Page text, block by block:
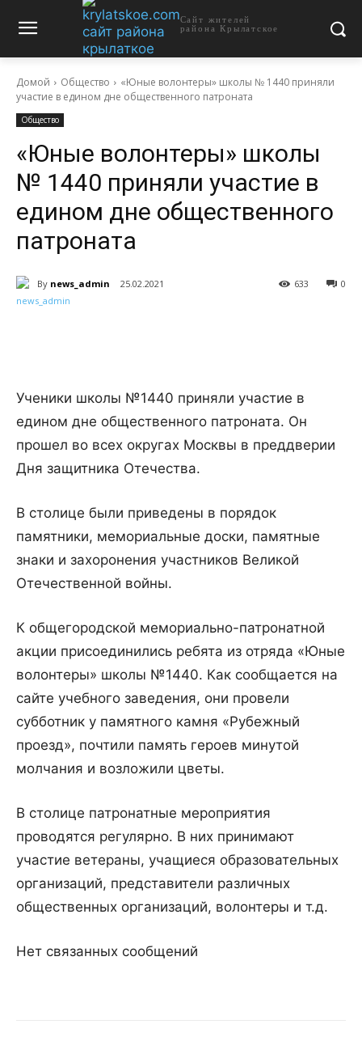
Сайт жителей
района Крылатское
Домой Общество
«Юные волонтеры» школы № 1440 приняли
участие в едином дне общественного патроната
Общество
«Юные волонтеры» школы
№ 1440 приняли участие в
едином дне общественного
патроната
By news_admin 25.02.2021 0
633
Ученики школы №1440 приняли участие в
едином дне общественного патроната. Он
прошел во всех округах Москвы в преддверии
Дня защитника Отечества.
В столице были приведены в порядок
памятники, мемориальные доски, памятные
знаки и захоронения участников Великой
Отечественной войны.
К общегородской мемориально-патронатной
акции присоединились ребята из отряда «Юные
волонтеры» школы №1440. Как сообщается на
сайте учебного заведения, они провели
субботник у памятного камня «Рубежный
проезд», почтили память героев минутой
молчания и возложили цветы.
В столице патронатные мероприятия
проводятся регулярно. В них принимают
участие ветераны, учащиеся образовательных
организаций, представители различных
общественных организаций, волонтеры и т.д.
Нет связанных сообщений